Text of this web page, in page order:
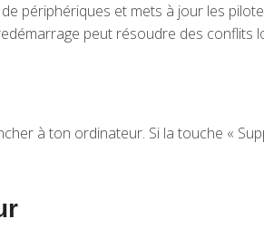
périphériques et mets à jour les
peut résoudre des conflits
à ton ordinateur. Si la touche «